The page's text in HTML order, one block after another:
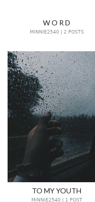
W O R D
MINNIE2540 | 2 POSTS
TO MY YOUTH